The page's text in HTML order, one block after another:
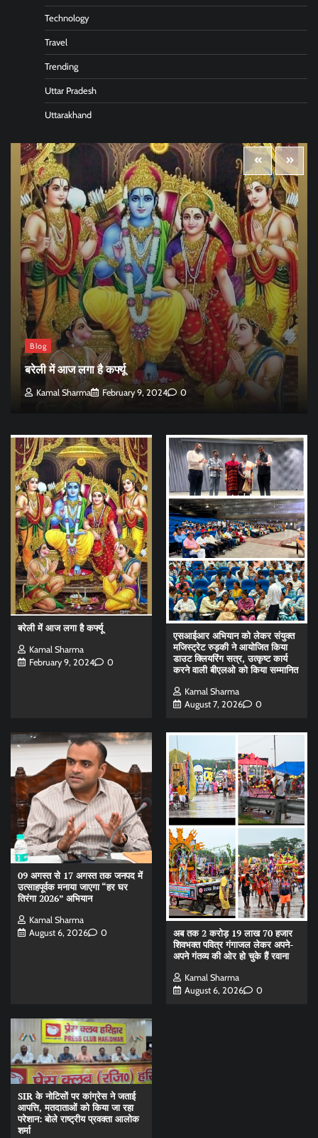
Technology
Travel
Trending
Uttar Pradesh
Uttarakhand
Blog
बरेली में आज लगा है कर्फ्यू
Kamal Sharma February 9, 2024 0
बरेली में आज लगा है कर्फ्यू
Kamal Sharma
February 9, 2024
0
एसआईआर अभियान को लेकर संयुक्त
मजिस्ट्रेट रुड़की ने आयोजित किया
डाउट क्लियरिंग सत्र, उत्कृष्ट कार्य
करने वाली बीएलओ को किया सम्मानित
Kamal Sharma
August 7, 2026
0
09 अगस्त से 17 अगस्त तक जनपद में
उत्साहपूर्वक मनाया जाएगा “हर घर
तिरंगा 2026” अभियान
Kamal Sharma
August 6, 2026
0
अब तक 2 करोड़ 19 लाख 70 हजार
शिवभक्त पवित्र गंगाजल लेकर अपने-
अपने गंतव्य की ओर हो चुके हैं रवाना
Kamal Sharma
August 6, 2026
0
SIR के नोटिसों पर कांग्रेस ने जताई
आपत्ति, मतदाताओं को किया जा रहा
परेशान: बोले राष्ट्रीय प्रवक्ता आलोक
शर्मा